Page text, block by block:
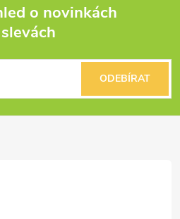
o novinkách
ODEBÍRAT